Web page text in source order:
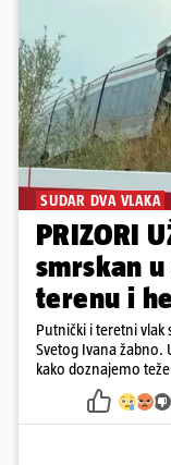
SUDAR DVA VLAKA
PRIZORI
smrskan
terenu i
Putnički i teretni vlak
Svetog Ivana žabno.
kako doznajemo
vlaka. Zatvoren je promet, a fotoreporteri Prigorskog objavili su
prve snimke s mjesta